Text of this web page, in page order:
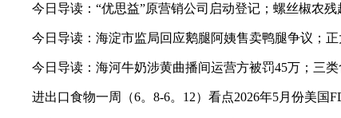
今日导读：“优思益”原营销公司启动登记；螺丝椒农残
今日导读：海淀市监局回应鹅腿阿姨售卖鸭腿争议；正
今日导读：海河牛奶涉黄曲播间运营方被罚45万；三类
进出口食物一周（6。8-6。12）看点2026年5月份美国